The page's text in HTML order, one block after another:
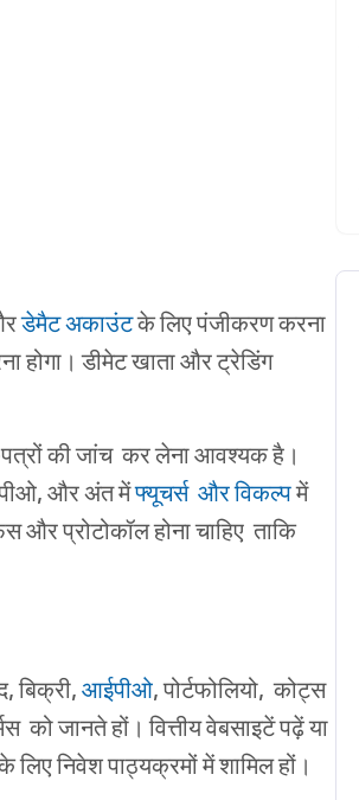
डेमैटअकाउंटकेलिएपंजीकरणकरना
होगा। डीमेट खाता और ट्रेडिंग
पत्रोंकीजांच कर लेना आवश्यकहै।
, औरअंतमेंफ्यूचर्स औरविकल्पमें
औरप्रोटोकॉलहोनाचाहिए ताकि
,बिक्री, आईपीओ,पोर्टफोलियो, कोट्स
कोजानतेहों। वित्तीयवेबसाइटेंपढ़ेंया
लिएनिवेशपाठ्यक्रमोंमेंशामिलहों।